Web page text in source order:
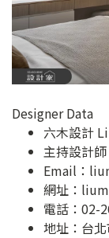
Designer Data
六木設計
主持設計
Email：
網址：
電話：02-
地址： 台